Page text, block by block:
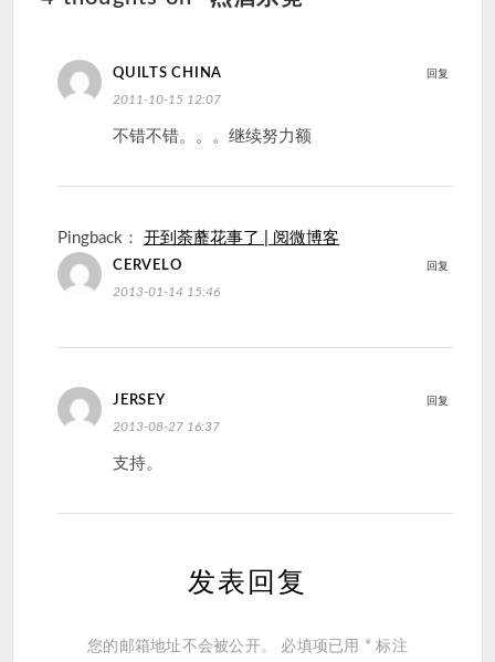
QUILTS CHINA
2011-10-15 12:07
不错不错。。。继续努力额
回复
Pingback：开到荼蘼花事了 | 阅微博客
CERVELO
2013-01-14 15:46
回复
JERSEY
2013-08-27 16:37
支持。
回复
发表回复
您的邮箱地址不会被公开。 必填项已用 * 标注